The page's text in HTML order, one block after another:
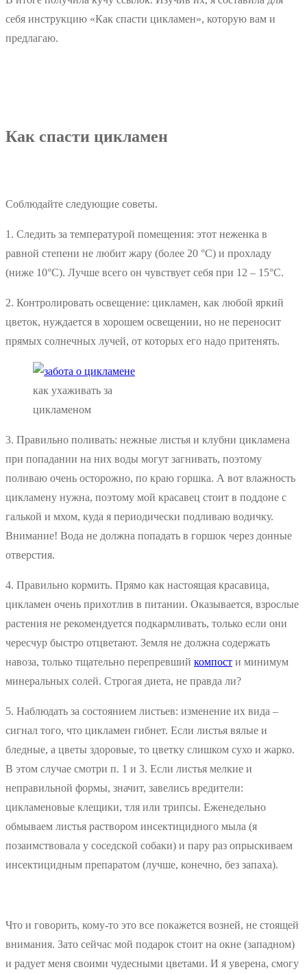
себя инструкцию «Как спасти цикламен», которую вам и
предлагаю.
Как спасти цикламен
Соблюдайте следующие советы.
1. Следить за температурой помещения: этот неженка в
равной степени не любит жару (более 20 °С) и прохладу
(ниже 10°С). Лучше всего он чувствует себя при 12 – 15°С.
2. Контролировать освещение: цикламен, как любой яркий
цветок, нуждается в хорошем освещении, но не переносит
прямых солнечных лучей, от которых его надо притенять.
как ухаживать за
цикламеном
3. Правильно поливать: нежные листья и клубни цикламена
при попадании на них воды могут загнивать, поэтому
поливаю очень осторожно, по краю горшка. А вот влажность
цикламену нужна, поэтому мой красавец стоит в поддоне с
галькой и мхом, куда я периодически подливаю водичку.
Внимание! Вода не должна попадать в горшок через донные
отверстия.
4. Правильно кормить. Прямо как настоящая красавица,
цикламен очень прихотлив в питании. Оказывается, взрослые
растения не рекомендуется подкармливать, только если они
чересчур быстро отцветают. Земля не должна содержать
навоза, только тщательно перепревший компост и минимум
минеральных солей. Строгая диета, не правда ли?
5. Наблюдать за состоянием листьев: изменение их вида –
сигнал того, что цикламен гибнет. Если листья вялые и
бледные, а цветы здоровые, то цветку слишком сухо и жарко.
В этом случае смотри п. 1 и 3. Если листья мелкие и
неправильной формы, значит, завелись вредители:
цикламеновые клещики, тля или трипсы. Еженедельно
обмываем листья раствором инсектицидного мыла (я
позаимствовала у соседской собаки) и пару раз опрыскиваем
инсектицидным препаратом (лучше, конечно, без запаха).
Что и говорить, кому-то это все покажется возней, не стоящей
внимания. Зато сейчас мой подарок стоит на окне (западном)
и радует меня своими чудесными цветами. И я уверена, смогу